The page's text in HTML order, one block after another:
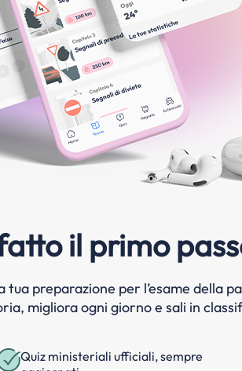
il primo
tua preparazione per l’esame della
migliora ogni giorno e sali in
Quiz ministeriali ufficiali, sempre